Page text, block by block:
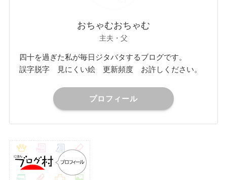
おちゃむおちゃむ
主夫・父
四十を過ぎた私が毎日ジタバタするブログです。
誤字脱字 見にくい絵 更新頻度 お許しください。
プロフィール